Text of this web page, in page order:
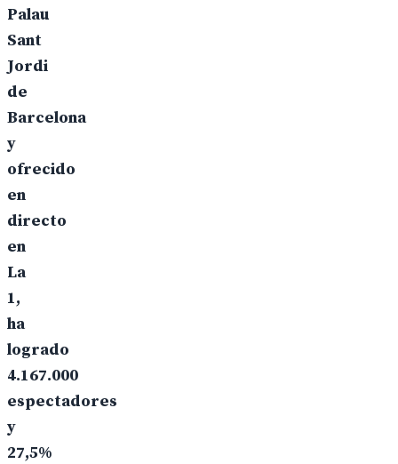
Palau
Sant
Jordi
de
Barcelona
y
ofrecido
en
directo
en
La
1,
ha
logrado
4.167.000
espectadores
y
27,5%